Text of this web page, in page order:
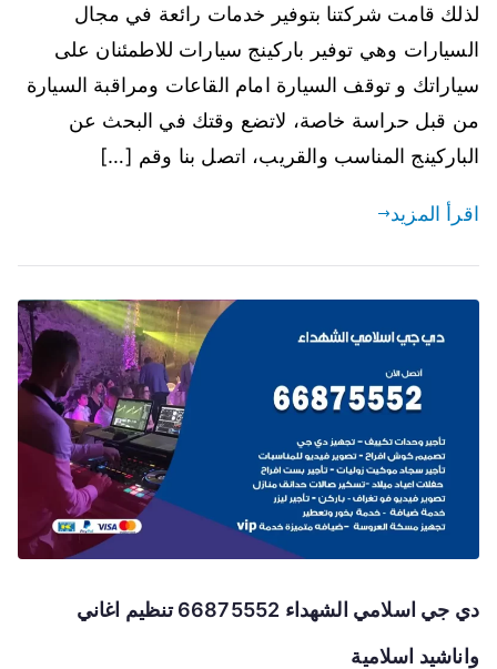
لذلك قامت شركتنا بتوفير خدمات رائعة في مجال
السيارات وهي توفير باركينج سيارات للاطمئنان على
سياراتك و توقف السيارة امام القاعات ومراقبة السيارة
من قبل حراسة خاصة، لاتضع وقتك في البحث عن
الباركينج المناسب والقريب، اتصل بنا وقم […]
اقرأ المزيد
دي جي اسلامي الشهداء 66875552 تنظيم اغاني
واناشيد اسلامية